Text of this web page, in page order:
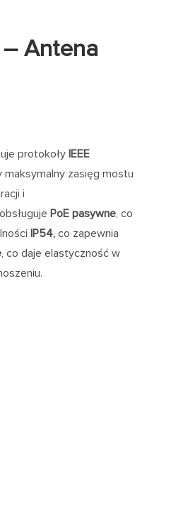
Antena
protokoły IEEE
maksymalny zasięg mostu
i
PoE pasywne, co
IP54, co zapewnia
, co daje elastyczność w